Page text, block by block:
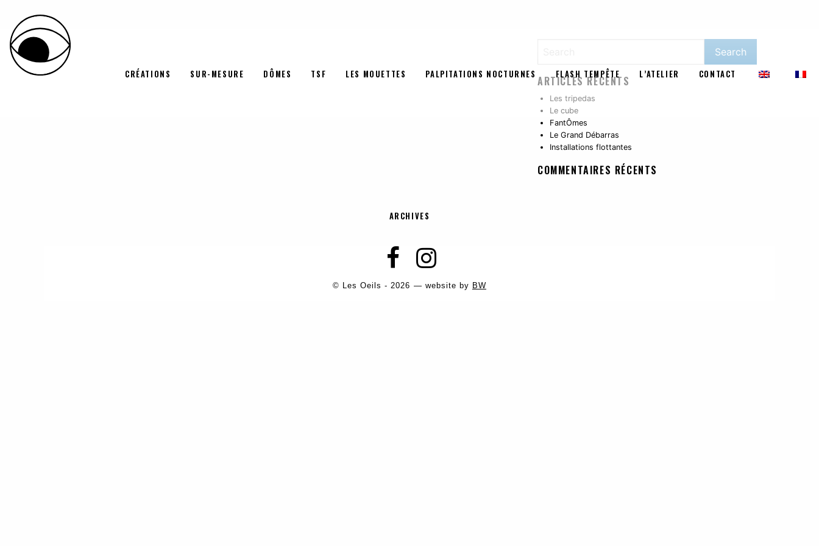
LES OEILS CRÉATIONS SUR-MESURE DÔMES TSF LES MOUETTES PALPITATIONS NOCTURNES FLASH TEMPÊTE L’ATELIER CONTACT
ARTICLES RÉCENTS
Les tripedas
Le cube
FantÔmes
Le Grand Débarras
Installations flottantes
COMMENTAIRES RÉCENTS
ARCHIVES
© Les Oeils - 2026 — website by BW